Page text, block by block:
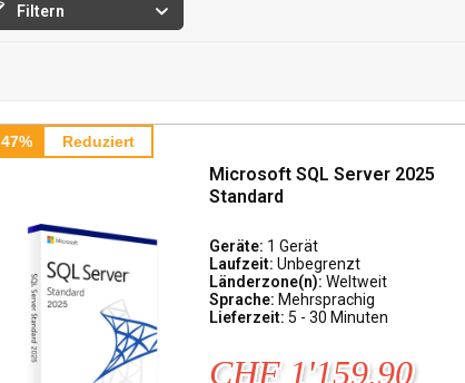
Filtern
47% Reduziert
Microsoft SQL Server 2025
Standard
Geräte: 1 Gerät
Laufzeit:Unbegrenzt
Länderzone(n):Weltweit
Sprache: Mehrsprachig
Lieferzeit: 5 - 30 Minuten
CHF 1'159.90